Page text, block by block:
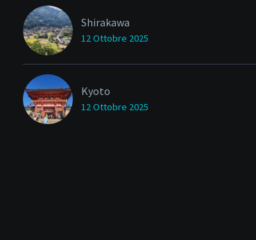
Shirakawa
12 Ottobre 2025
Kyoto
12 Ottobre 2025